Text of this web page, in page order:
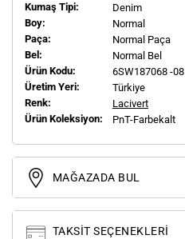
Kumaş Tipi:
Denim
Boy:
Normal
Paça:
Normal Paça
Bel:
Normal Bel
Ürün Kodu:
6SW187068 -08
Üretim Yeri:
Türkiye
Renk:
Lacivert
Ürün Koleksiyon:
PnT-Farbekalt
MAĞAZADA BUL
TAKSIT SEÇENEKLERI